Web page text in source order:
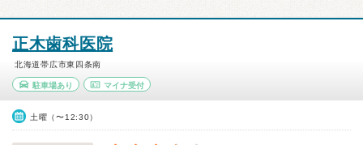
正木歯科医院
北海道帯広市東四条南
駐車場あり マイナ受付
土曜（〜12:30）